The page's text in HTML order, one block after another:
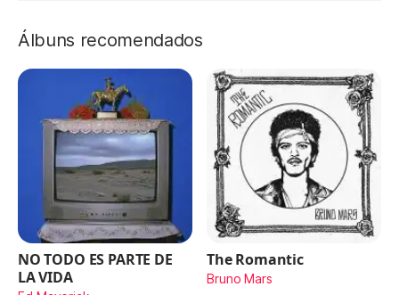
Álbuns recomendados
NO TODO ES PARTE DE
LA VIDA
The Romantic
Bruno Mars